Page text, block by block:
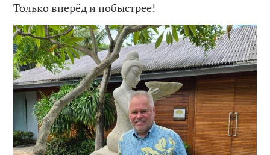
Только вперёд и побыстрее!